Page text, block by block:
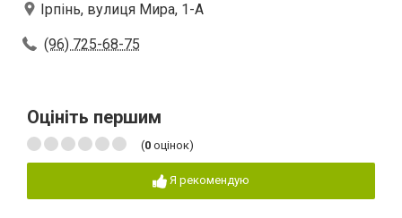
Ірпінь, вулиця Мира, 1-А
(96) 725-68-75
Оцініть першим
(0 оцінок)
Я рекомендую